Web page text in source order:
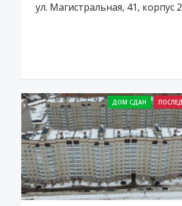
ул. Магистральная, 41, корпус 2